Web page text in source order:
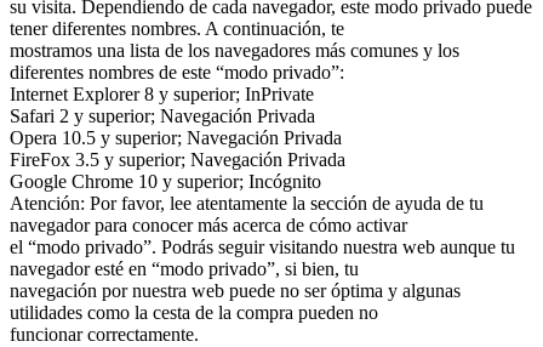
su visita. Dependiendo de cada navegador, este modo privado puede
tener diferentes nombres. A continuación, te
mostramos una lista de los navegadores más comunes y los
diferentes nombres de este “modo privado”:
Internet Explorer 8 y superior; InPrivate
Safari 2 y superior; Navegación Privada
Opera 10.5 y superior; Navegación Privada
FireFox 3.5 y superior; Navegación Privada
Google Chrome 10 y superior; Incógnito
Atención: Por favor, lee atentamente la sección de ayuda de tu
navegador para conocer más acerca de cómo activar
el “modo privado”. Podrás seguir visitando nuestra web aunque tu
navegador esté en “modo privado”, si bien, tu
navegación por nuestra web puede no ser óptima y algunas
utilidades como la cesta de la compra pueden no
funcionar correctamente.